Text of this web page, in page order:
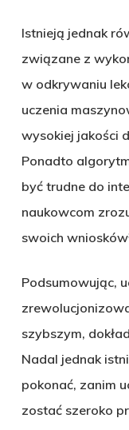
Istnieją jednak
związane z
w odkrywaniu
uczenia
wysokiej jakości
Ponadto
być trudne do
naukowcom
swoich
Podsumowując,
szybszym,
Nadal jednak
pokonać, zanim
zostać szeroko